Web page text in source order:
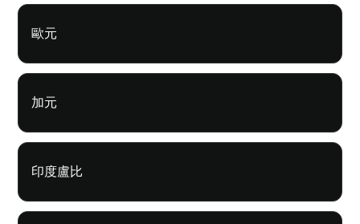
歐元
加元
印度盧比